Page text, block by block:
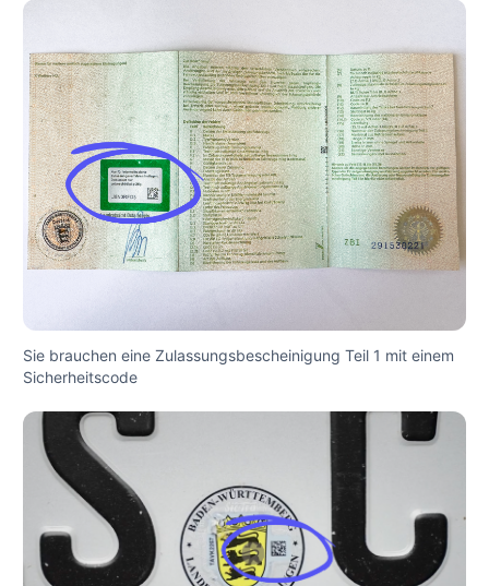
Sie brauchen eine Zulassungsbescheinigung Teil 1 mit einem
Sicherheitscode